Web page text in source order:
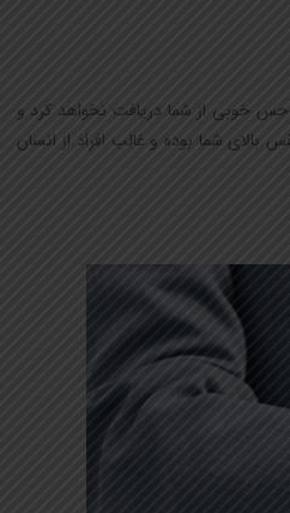
حس خوبی از شما دریافت نخواهد کرد و
شما بوده و غالب افراد از انسان